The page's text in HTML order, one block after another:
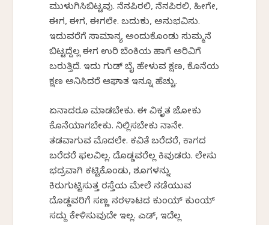
ಮುಳುಗಿಸಿಬಿಟ್ಟವು. ನೆನಪಿರಲಿ, ನೆನಪಿರಲಿ, ಹೀಗೇ,
ಈಗ, ಈಗ, ಈಗಲೇ. ಬದುಕು, ಅನುಭವಿಸು.
ಇದುವರೆಗೆ ಸಾಮಾನ್ಯ ಅಂದುಕೊಂಡು ಸುಮ್ಮನೆ
ಬಿಟ್ಟದ್ದೆಲ್ಲ ಈಗ ಉರಿ ಬೆಂಕಿಯ ಹಾಗೆ ಅರಿವಿಗೆ
ಬರುತ್ತಿದೆ. ಇದು ಗುಡ್ ಬೈ ಹೇಳುವ ಕ್ಷಣ, ಕೊನೆಯ
ಕ್ಷಣ ಅನಿಸಿದರೆ ಆಘಾತ ಇನ್ನೂ ಹೆಚ್ಚು.
ಏನಾದರೂ ಮಾಡಬೇಕು. ಈ ವಿಕೃತ ಜೋಕು
ಕೊನೆಯಾಗಬೇಕು. ನಿಲ್ಲಿಸಬೇಕು ನಾನೇ.
ತಡವಾಗುವ ಮೊದಲೇ. ಕವಿತೆ ಬರೆದರೆ, ಕಾಗದ
ಬರೆದರೆ ಫಲವಿಲ್ಲ. ದೊಡ್ಡವರೆಲ್ಲ ಕಿವುಡರು. ಲೇಸು
ಭದ್ರವಾಗಿ ಕಟ್ಟಿಕೊಂಡು, ಶೂಗಳನ್ನು
ಕಿರುಗುಟ್ಟಿಸುತ್ತ ರಸ್ತೆಯ ಮೇಲೆ ನಡೆಯುವ
ದೊಡ್ಡವರಿಗೆ ಸಣ್ಣ ನರಳಾಟದ ಕುಂಯ್ ಕುಂಯ್
ಸದ್ದು ಕೇಳಿಸುವುದೇ ಇಲ್ಲ. ಎಡ್, ಇದೆಲ್ಲ